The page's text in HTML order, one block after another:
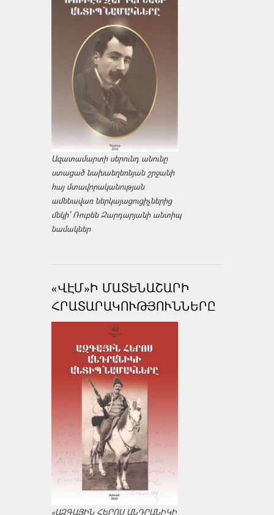
Ազատամարտի սերունդ անունը
ստացած նախաեղեռնյան շրջանի
հայ մտավորականության
ամենավառ ներկայացուցիչներից
մեկի՝ Ռուբեն Զարդարյանի անտիպ
նամակներ
«ՎԷՄ»Ի ՄԱՏԵՆԱՇԱՐԻ
ՀՐԱՏԱՐԱԿՈՒԹՅՈՒՆՆԵՐԸ
«ԱԶԳԱՅԻՆ ՀԵՐՈՍ ԱՆԴՐԱՆԻԿԻ